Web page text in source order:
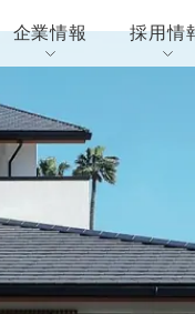
企業情報 採用情